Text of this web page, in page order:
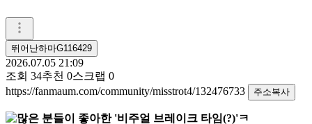
뛰어난하마G116429
2026.07.05 21:09
조회 34추천 0스크랩 0
https://fanmaum.com/community/misstrot4/132476733
주소복사